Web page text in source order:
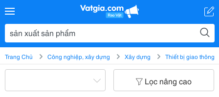
Trang Chủ Công nghiệp, xây dựng Xây dựng Thiết bị giao thông
Lọc nâng cao